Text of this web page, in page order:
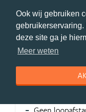
Ook wij gebruiken
deze site ga je
Meer weten
Pluspunten
Uniek
Zonsopgang
Luchtballonnen
Minpunten